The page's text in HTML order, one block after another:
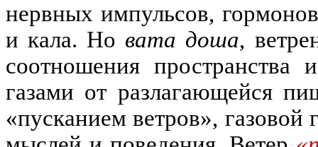
нервных импульсов,
и кала. Но вата доша,
соотношения пространства
газами от разлагающейся
«пусканием ветров»,